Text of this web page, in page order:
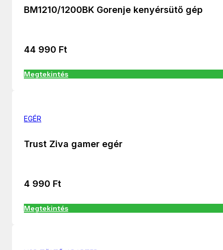
BM1210/1200BK Gorenje kenyérsütő gép
44 990 Ft
Megtekintés
EGÉR
Trust Ziva gamer egér
4 990 Ft
Megtekintés